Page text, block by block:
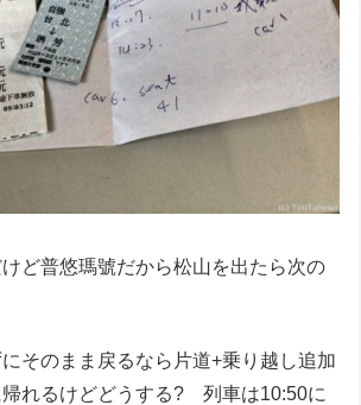
ど普悠瑪號だから松山を出たら次の
そのまま戻るなら片道+乗り越し追加
れるけどどうする? 列車は10:50に